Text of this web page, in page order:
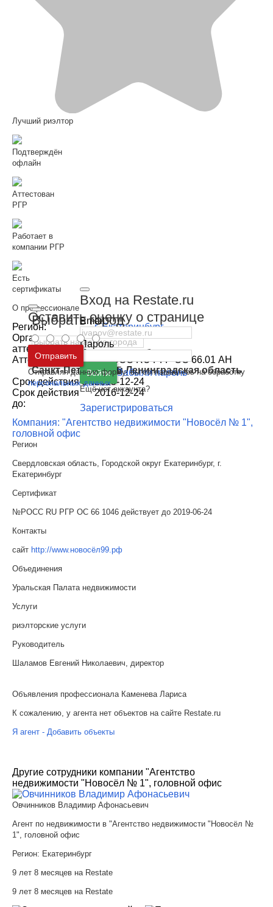
Выбрать город
Москва и
Московская область
Санкт-Петербург иЛенинградская область
Вход на Restate.ru
Email
Пароль
Войти Забыли пароль
Ещё нет аккаунта?
Зарегистрироваться
Лучший риэлтор
Подтверждён
офлайн
Аттестован
РГР
Работает в
компании РГР
Есть
сертификаты
О профессионале
Регион:
г. Екатеринбург
Орган
аттестации:
РГР
Аттестат:
№РОСС RU РГР ОС 66.01 АН
17555
Срок действия от:2015-12-24
Срок действия
до:
2016-12-24
Компания: "Агентство недвижимости "Новосёл № 1",
головной офис
Регион
Свердловская область, Городской округ Екатеринбург, г.
Екатеринбург
Сертификат
№РОСС RU РГР ОС 66 1046 действует до 2019-06-24
Контакты
сайт http://www.новосёл99.рф
Объединения
Уральская Палата недвижимости
Услуги
риэлторские услуги
Руководитель
Шаламов Евгений Николаевич, директор
Объявления профессионала Каменева Лариса
К сожалению, у агента нет объектов на сайте Restate.ru
Я агент - Добавить объекты
Другие сотрудники компании "Агентство
недвижимости "Новосёл № 1", головной офис
Овчинников Владимир Афонасьевич
Агент по недвижимости в "Агентство недвижимости "Новосёл №
1", головной офис
Регион: Екатеринбург
9 лет 8 месяцев на Restate
9 лет 8 месяцев на Restate
Оставить оценку о странице
Отправить
Отправляя данную форму, вы соглашаетесь на обработку
персональных данных